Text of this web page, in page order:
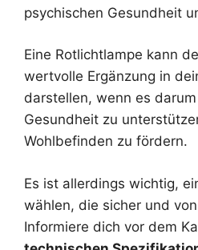
psychischen Gesundheit
Eine Rotlichtlampe kann
wertvolle Ergänzung in
darstellen, wenn es
Gesundheit zu
Wohlbefinden zu fördern.
Es ist allerdings wichtig,
wählen, die sicher und
Informiere dich vor dem